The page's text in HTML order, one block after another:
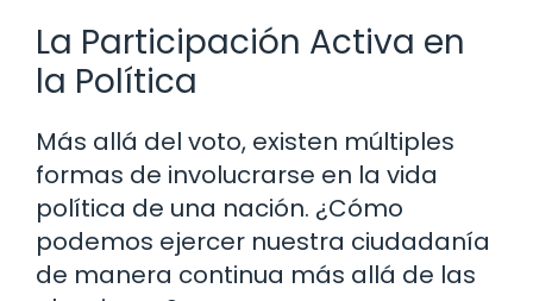
La Participación Activa en
la Política
Más allá del voto, existen múltiples
formas de involucrarse en la vida
política de una nación. ¿Cómo
podemos ejercer nuestra ciudadanía
de manera continua más allá de las